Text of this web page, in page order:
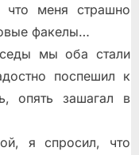
меня страшно
факелы…
мы оба стали
поспешил к
опять зашагал в
я спросил, что